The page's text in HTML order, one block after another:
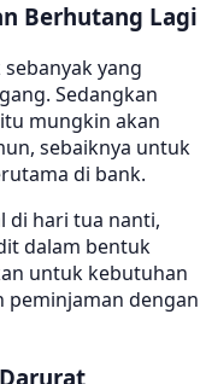
Berhutang Lagi
yang
Sedangkan
mungkin akan
sebaiknya untuk
di bank.
di hari tua nanti,
dalam bentuk
untuk kebutuhan
peminjaman dengan